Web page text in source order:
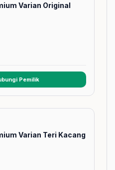
Varian Original
Pemilik
(membuka tab baru)
Varian Teri Kacang